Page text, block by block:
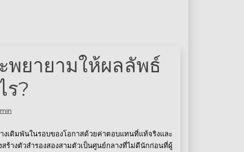
พยายามให้ผลลัพธ์
ร?
งเดิมพันในรอบของโอกาสด้วยค่าตอบแทนที่แท้จริงและ
สร้างตัวสำรองสองสามตัวเป็นศูนย์กลางที่ไม่ดีนักก่อนที่ผู้